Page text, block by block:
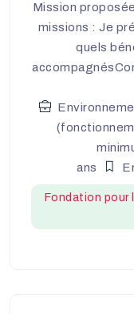
Mission
missions : Je
quels
ans
Fondation pour